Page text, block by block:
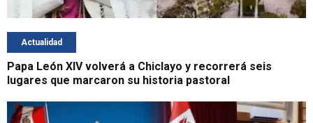
Actualidad
Papa León XIV volverá a Chiclayo y recorrerá seis
lugares que marcaron su historia pastoral